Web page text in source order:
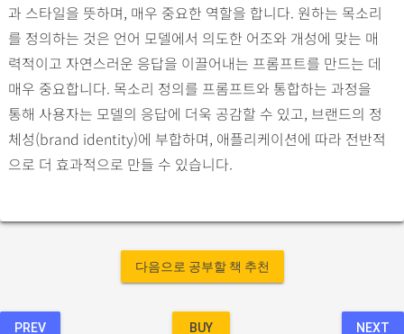
과 스타일을 뜻하며, 매우 중요한 역할을 합니다. 원하는 목소리
를 정의하는 것은 언어 모델에서 의도한 어조와 개성에 맞는 매
력적이고 자연스러운 응답을 이끌어내는 프롬프트를 만드는 데
매우 중요합니다. 목소리 정의를 프롬프트와 통합하는 과정을
통해 사용자는 모델의 응답에 더욱 공감할 수 있고, 브랜드의 정
체성(brand identity)에 부합하며, 애플리케이션에 따라 전반적
으로 더 효과적으로 만들 수 있습니다.
다음으로 공부할 책 추천
PREV BUY NEXT